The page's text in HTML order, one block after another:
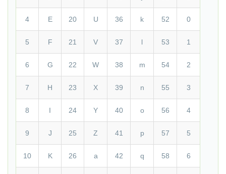
4 E 20 U 36 k 52 0
5 F 21 V 37 l 53 1
6 G 22 W 38 m 54 2
7 H 23 X 39 n 55 3
8 I 24 Y 40 o 56 4
9 J 25 Z 41 p 57 5
10 K 26 a 42 q 58 6